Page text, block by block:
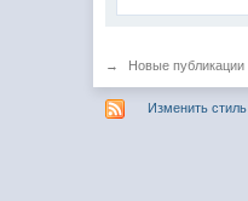
→ Новые публикации
Изменить стиль